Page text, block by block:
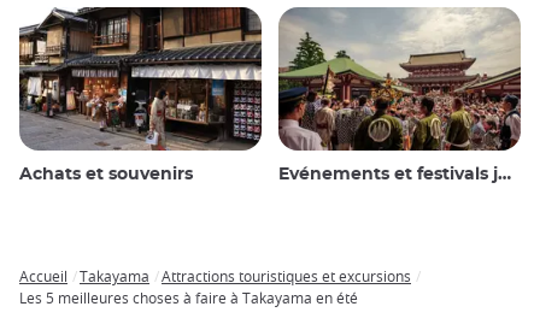
Achats et souvenirs Evénements et festivals japonais
Breadcrumb
Accueil Takayama
Attractions touristiques et excursions
Les 5 meilleures choses à faire à Takayama en été